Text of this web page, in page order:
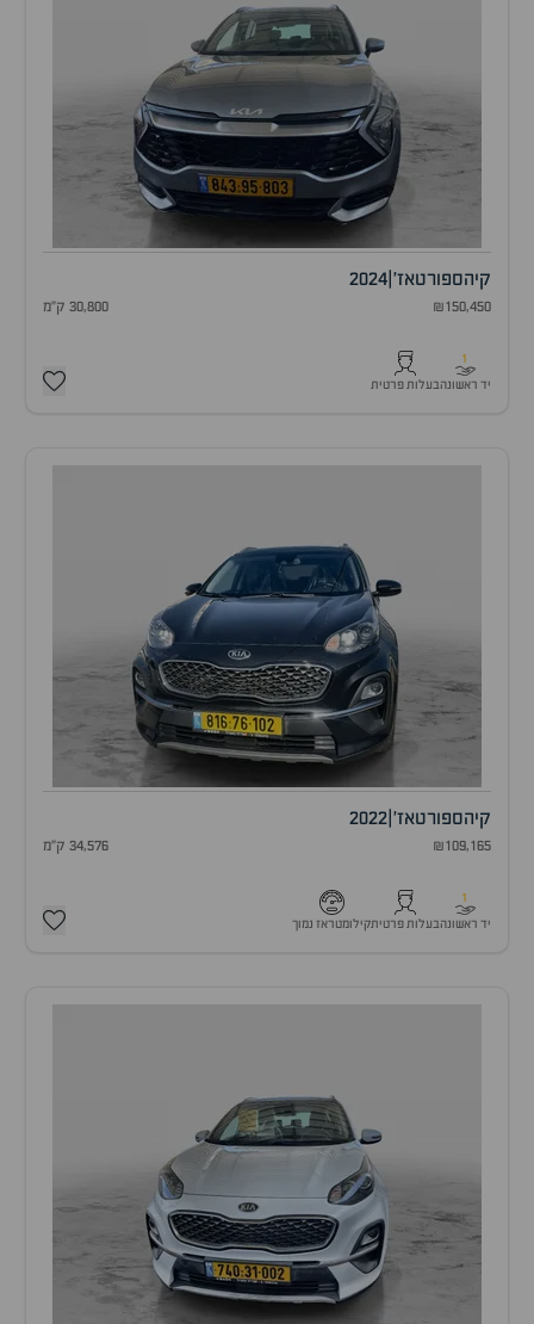
קיהספורטאז' 2024
₪150,450 30,800 ק"מ
1
יד ראשונהבעלות פרטית
קיהספורטאז' 2022
₪109,165 34,576 ק"מ
1
יד ראשונהבעלות פרטיתקילומטראז נמוך